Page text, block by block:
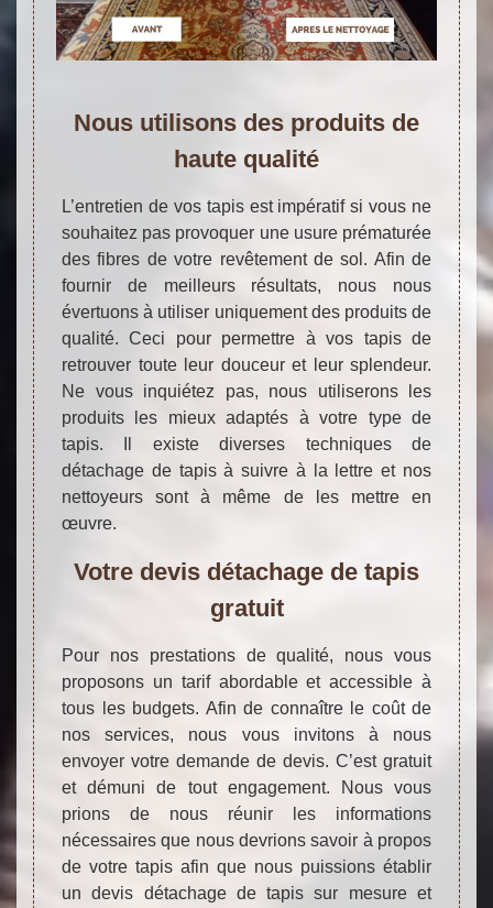
Nous utilisons des produits de
haute qualité
L’entretien de vos tapis est impératif si vous ne
souhaitez pas provoquer une usure prématurée
des fibres de votre revêtement de sol. Afin de
fournir de meilleurs résultats, nous nous
évertuons à utiliser uniquement des produits de
qualité. Ceci pour permettre à vos tapis de
retrouver toute leur douceur et leur splendeur.
Ne vous inquiétez pas, nous utiliserons les
produits les mieux adaptés à votre type de
tapis. Il existe diverses techniques de
détachage de tapis à suivre à la lettre et nos
nettoyeurs sont à même de les mettre en
œuvre.
Votre devis détachage de tapis
gratuit
Pour nos prestations de qualité, nous vous
proposons un tarif abordable et accessible à
tous les budgets. Afin de connaître le coût de
nos services, nous vous invitons à nous
envoyer votre demande de devis. C’est gratuit
et démuni de tout engagement. Nous vous
prions de nous réunir les informations
nécessaires que nous devrions savoir à propos
de votre tapis afin que nous puissions établir
un devis détachage de tapis sur mesure et